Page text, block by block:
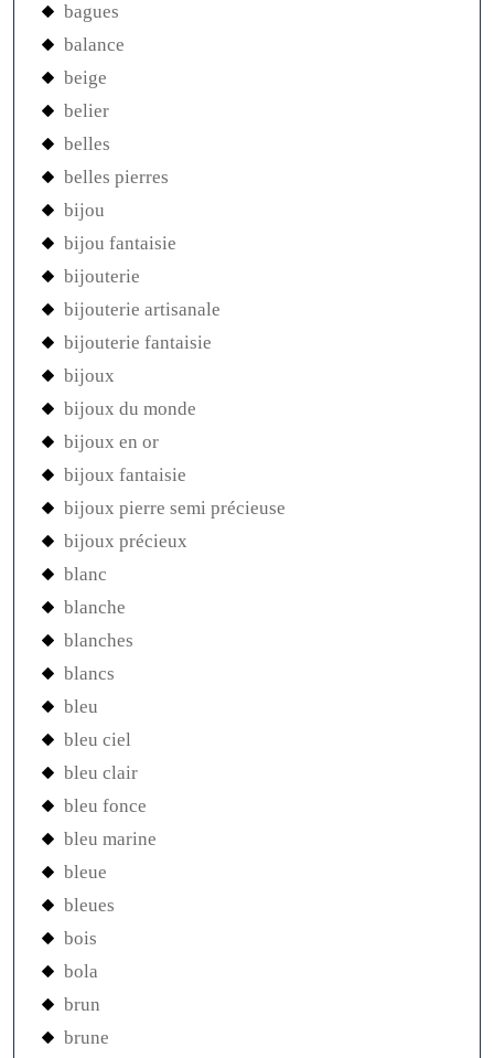
bagues
balance
beige
belier
belles
belles pierres
bijou
bijou fantaisie
bijouterie
bijouterie artisanale
bijouterie fantaisie
bijoux
bijoux du monde
bijoux en or
bijoux fantaisie
bijoux pierre semi précieuse
bijoux précieux
blanc
blanche
blanches
blancs
bleu
bleu ciel
bleu clair
bleu fonce
bleu marine
bleue
bleues
bois
bola
brun
brune